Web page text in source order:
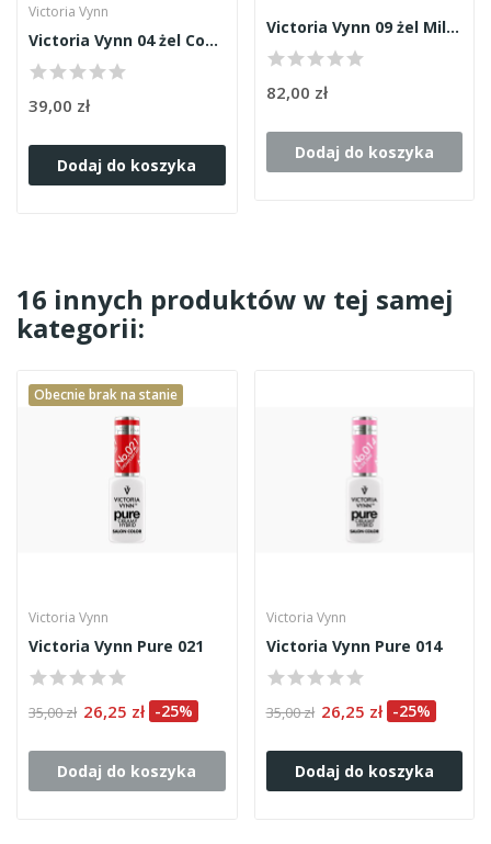
Victoria Vynn
Victoria Vynn 04 żel Cover Nude 15ml
39,00 zł
Dodaj do koszyka
Victoria Vynn 09 żel Milky Peach 50ml
82,00 zł
Dodaj do koszyka
16 innych produktów w tej samej
kategorii:
Obecnie brak na stanie
Victoria Vynn
Victoria Vynn Pure 021
35,00 zł 26,25 zł -25%
Dodaj do koszyka
Victoria Vynn
Victoria Vynn Pure 014
35,00 zł 26,25 zł -25%
Dodaj do koszyka